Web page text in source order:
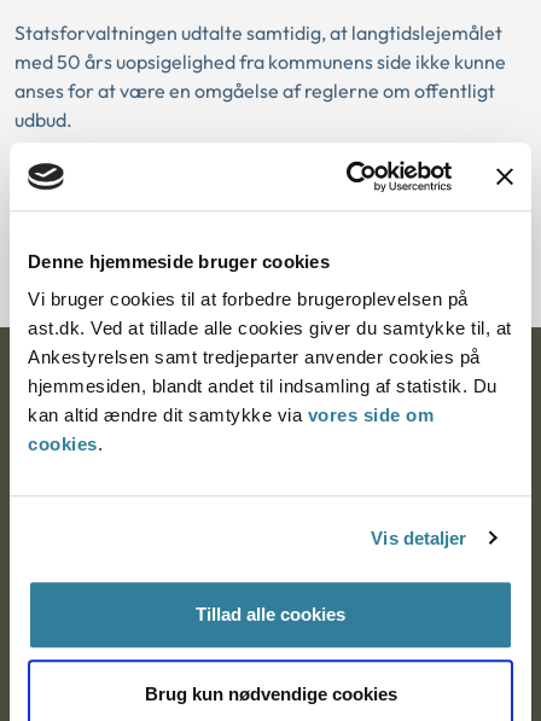
Denne hjemmeside bruger cookies
Vi bruger cookies til at forbedre brugeroplevelsen på
ast.dk. Ved at tillade alle cookies giver du samtykke til, at
Ankestyrelsen samt tredjeparter anvender cookies på
hjemmesiden, blandt andet til indsamling af statistik. Du
kan altid ændre dit samtykke via vores side om
cookies.
Vis detaljer
Tillad alle cookies
Brug kun nødvendige cookies
Statsforvaltningen udtalte samtidig, at langtidslejemålet
med 50 års uopsigelighed fra kommunens side ikke kunne
anses for at være en omgåelse af reglerne om offentligt
udbud.
Download PDF
Ankestyrelsen
Ankestyrelsen Aalborg